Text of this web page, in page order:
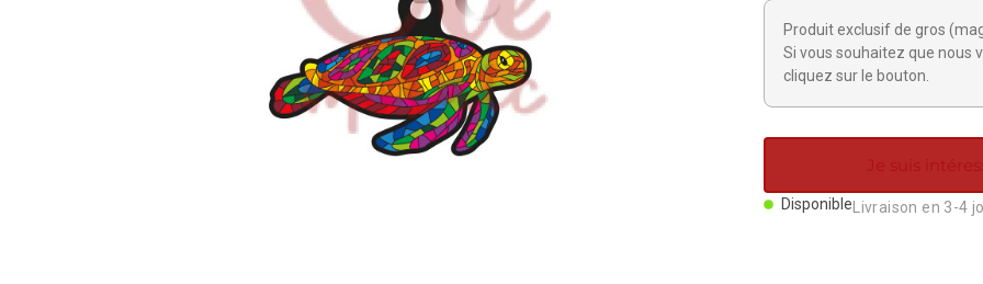
Produit exclusif de gros
Si vous souhaitez que nous
cliquez sur le bouton.
Je suis
Disponible Livraison en 3-4